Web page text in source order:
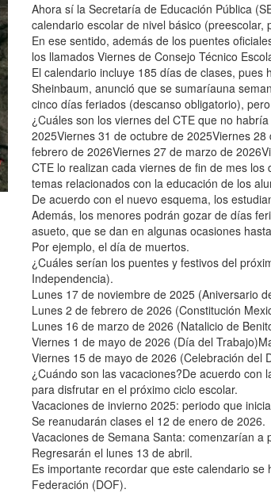
Ahora sí la Secretaría de Educación Pública
calendario escolar de nivel básico (preescolar,
En ese sentido, además de los puentes
los llamados Viernes de Consejo Técnico
El calendario incluye 185 días de clases,
Sheinbaum, anunció que se sumaríauna
cinco días feriados (descanso obligatorio),
¿Cuáles son los viernes del CTE que no
2025Viernes 31 de octubre de 2025Viernes
febrero de 2026Viernes 27 de marzo de
CTE lo realizan cada viernes de fin de mes
temas relacionados con la educación de los
De acuerdo con el nuevo esquema, los
Además, los menores podrán gozar de días
asueto, que se dan en algunas ocasiones
Por ejemplo, el día de muertos.
¿Cuáles serían los puentes y festivos del
Independencia).
Lunes 17 de noviembre de 2025 (Aniversario
Lunes 2 de febrero de 2026 (Constitución
Lunes 16 de marzo de 2026 (Natalicio de
Viernes 1 de mayo de 2026 (Día del
Viernes 15 de mayo de 2026 (Celebración del
¿Cuándo son las vacaciones?De acuerdo con
para disfrutar en el próximo ciclo escolar.
Vacaciones de invierno 2025: periodo que
Se reanudarán clases el 12 de enero de 2026.
Vacaciones de Semana Santa: comenzarían
Regresarán el lunes 13 de abril.
Es importante recordar que este calendario
Federación (DOF).